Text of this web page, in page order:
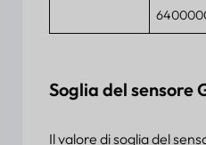
Soglia del sensore
Il valore di soglia del